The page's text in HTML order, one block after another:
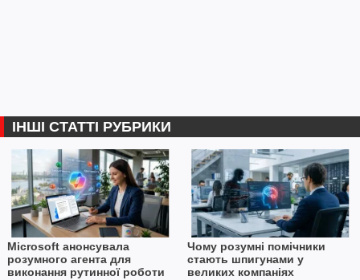
ІНШІ СТАТТІ РУБРИКИ
Microsoft анонсувала
розумного агента для
виконання рутинної роботи
Чому розумні помічники
стають шпигунами у
великих компаніях